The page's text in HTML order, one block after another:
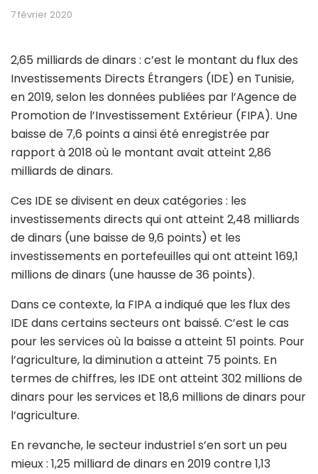
7 février 2020
2,65 milliards de dinars : c’est le montant du flux des
Investissements Directs Étrangers (IDE) en Tunisie,
en 2019, selon les données publiées par l’Agence de
Promotion de l’Investissement Extérieur (FIPA). Une
baisse de 7,6 points a ainsi été enregistrée par
rapport à 2018 où le montant avait atteint 2,86
milliards de dinars.
Ces IDE se divisent en deux catégories : les
investissements directs qui ont atteint 2,48 milliards
de dinars (une baisse de 9,6 points) et les
investissements en portefeuilles qui ont atteint 169,1
millions de dinars (une hausse de 36 points).
Dans ce contexte, la FIPA a indiqué que les flux des
IDE dans certains secteurs ont baissé. C’est le cas
pour les services où la baisse a atteint 51 points. Pour
l’agriculture, la diminution a atteint 75 points. En
termes de chiffres, les IDE ont atteint 302 millions de
dinars pour les services et 18,6 millions de dinars pour
l’agriculture.
En revanche, le secteur industriel s’en sort un peu
mieux : 1,25 milliard de dinars en 2019 contre 1,13